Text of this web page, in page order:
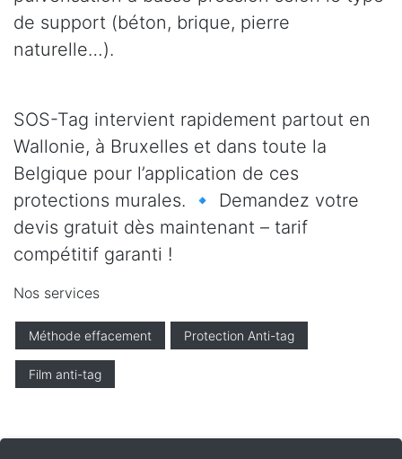
de support (béton, brique, pierre
naturelle…).
SOS-Tag intervient rapidement partout en
Wallonie, à Bruxelles et dans toute la
Belgique pour l’application de ces
protections murales. 🔹 Demandez votre
devis gratuit dès maintenant – tarif
compétitif garanti !
Nos services
Méthode effacement Protection Anti-tag
Film anti-tag